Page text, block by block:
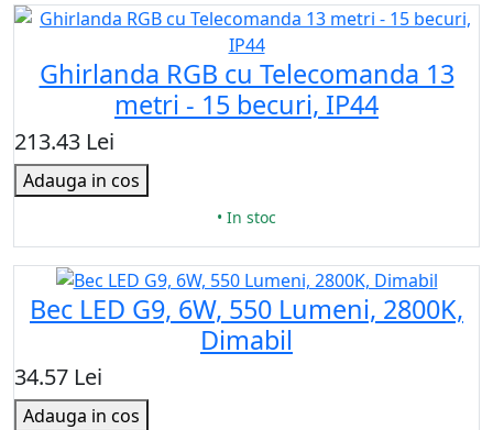
Ghirlanda RGB cu Telecomanda 13
metri - 15 becuri, IP44
213.43 Lei
Adauga in cos
• In stoc
Bec LED G9, 6W, 550 Lumeni, 2800K,
Dimabil
34.57 Lei
Adauga in cos